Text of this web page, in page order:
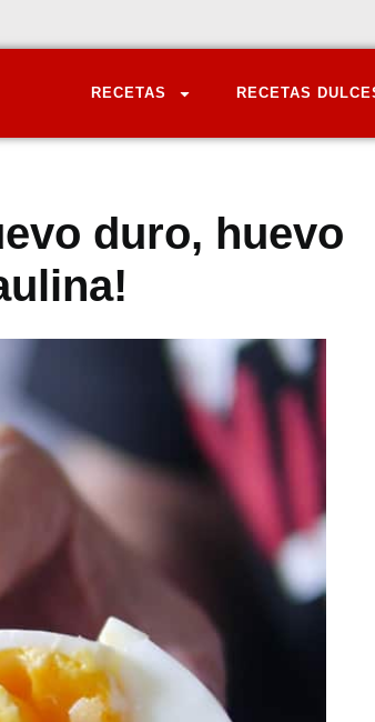
RECETAS RECETAS
duro, huevo